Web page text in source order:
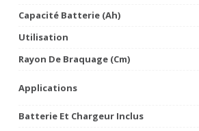
Capacité Batterie (Ah)
Utilisation
Rayon De Braquage (cm)
Applications
Batterie Et Chargeur Inclus